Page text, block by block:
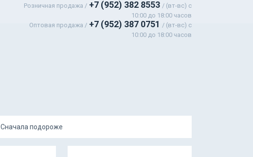
Розничная продажа / +7 (952) 382 8553 / (вт-вс) c
10:00 до 18:00 часов
Оптовая продажа / +7 (952) 387 0751 / (вт-вс) с
10:00 до 18:00 часов
Сначала подороже